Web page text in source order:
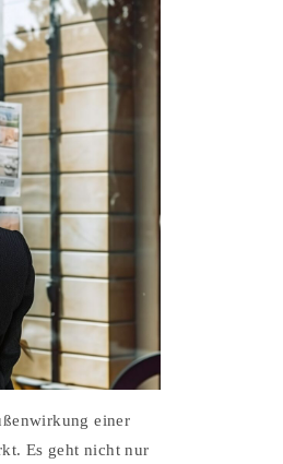
einer
Es geht nicht nur